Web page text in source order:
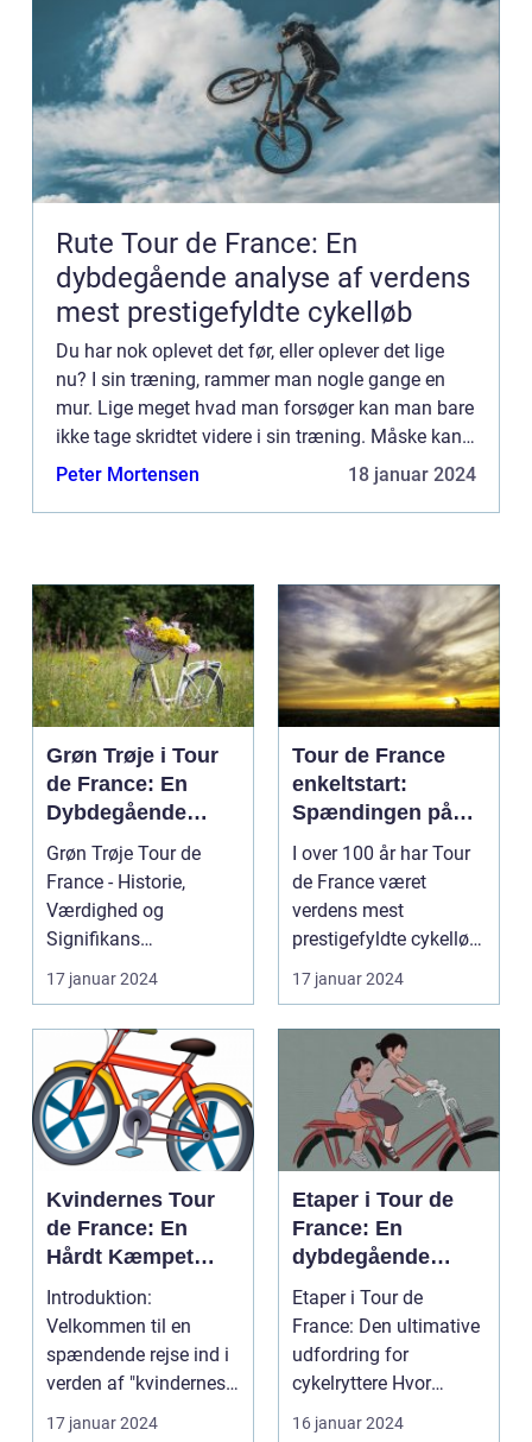
Rute Tour de France: En
dybdegående analyse af verdens
mest prestigefyldte cykelløb
Du har nok oplevet det før, eller oplever det lige
nu? I sin træning, rammer man nogle gange en
mur. Lige meget hvad man forsøger kan man bare
ikke tage skridtet videre i sin træning. Måske kan
man, uanset sine anstren...
Peter Mortensen 18 januar 2024
Grøn Trøje i Tour
de France: En
Dybdegående
Gennemgang
Grøn Trøje Tour de
France - Historie,
Værdighed og
Signifikans
Introduktion til Grøn
17 januar 2024
Tour de France
enkeltstart:
Spændingen på
den ensomme vej
I over 100 år har Tour
de France været
verdens mest
prestigefyldte cykelløb,
og en af de mest
17 januar 2024
Kvindernes Tour
de France: En
Hårdt Kæmpet
Kamp for
Ligestilling på
Cykelscenen
Introduktion:
Velkommen til en
spændende rejse ind i
verden af "kvindernes
Tour de France". Dette
17 januar 2024
Etaper i Tour de
France: En
dybdegående
analyse af
historien og
betydningen af
etaper i det mest
prestigefyldte
cykelløb
Etaper i Tour de
France: Den ultimative
udfordring for
cykelryttere Hvor
mange kilometer skal
16 januar 2024